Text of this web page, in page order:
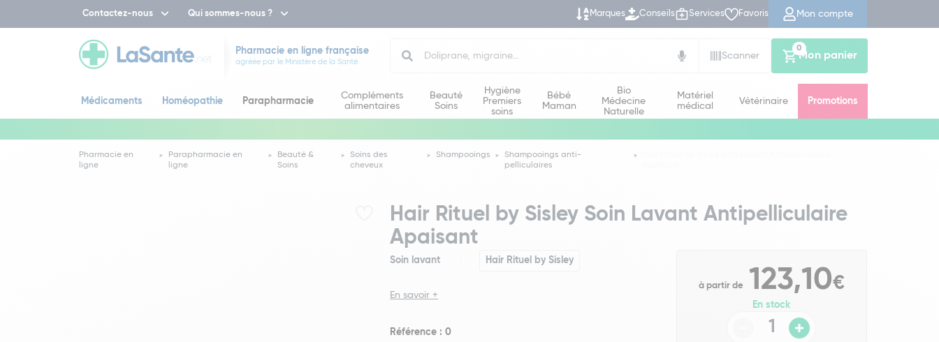
Contactez-nous Qui sommes-nous ? Marques Conseils Services Favoris Mon compte
Pharmacie en ligne française
agréée par le Ministère de la Santé
Scanner
Mon panier
0
Médicaments Homéopathie Parapharmacie
Compléments
alimentaires
Beauté
Soins
Hygiène
Premiers
soins
Bébé
Maman
Bio
Médecine
Naturelle
Matériel
médical
Vétérinaire Promotions
Pharmacie en
ligne
Parapharmacie en
ligne
Beauté &
Soins
Soins des
cheveux
Shampooings
Shampooings anti-
pelliculaires
Hair Rituel by Sisley Soin Lavant Antipelliculaire
Apaisant
Soin lavant Hair Rituel by Sisley
En savoir +
Référence : 0
à partir de 123,10€
En stock